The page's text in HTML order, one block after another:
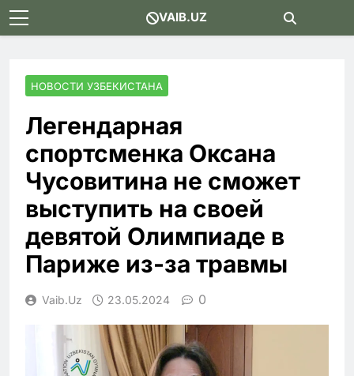
Skip
to
VAIB.UZ
НОВОСТИ УЗБЕКИСТАНА
Легендарная
спортсменка Оксана
Чусовитина не сможет
выступить на своей
девятой Олимпиаде в
Париже из-за травмы
Vaib.uz 23.05.2024 0